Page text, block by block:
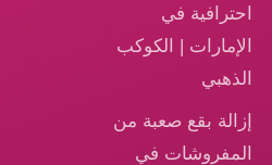
احترافية في
الإمارات | الكوكب
الذهبي
إزالة بقع صعبة من
المفروشات في